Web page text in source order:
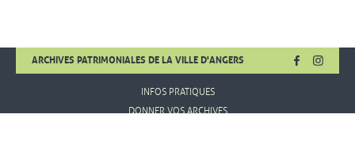
ARCHIVES PATRIMONIALES DE LA VILLE D'ANGERS FACEBOOK
, OUVRE
,
INFOS PRATIQUES
DONNER VOS ARCHIVES